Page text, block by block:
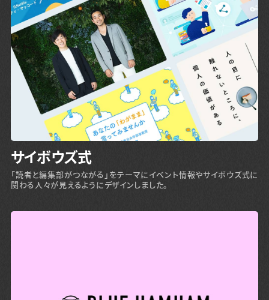
サイボウズ式
「読者と編集部がつながる」をテーマにイベント情報やサイボウズ式に
関わる人々が見えるようにデザインしました。